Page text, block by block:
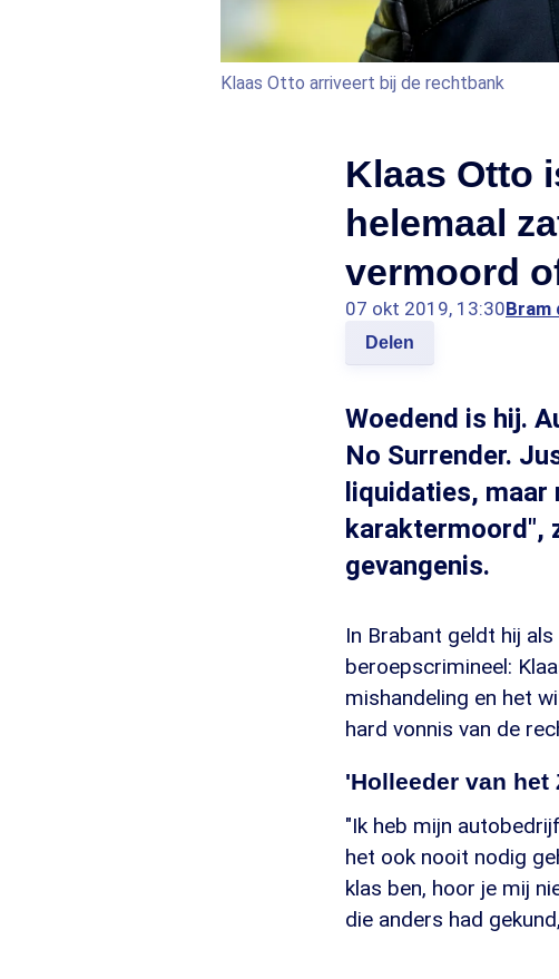
Klaas Otto arriveert bij de rechtbank
Klaas Otto
helemaal
vermoord
07 okt 2019, 13:30Bram
Delen
Woedend is hij.
No Surrender.
liquidaties,
karaktermoord",
gevangenis.
In Brabant geldt hij
beroepscrimineel:
mishandeling en het
hard vonnis van de
'Holleeder van het
"Ik heb mijn
het ook nooit nodig
klas ben, hoor je mij
die anders had